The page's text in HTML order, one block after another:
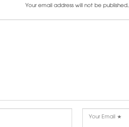
Your email address will not be published.